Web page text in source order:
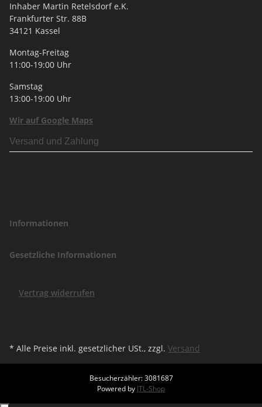
Inhaber Martin Retelsdorf e.K.
Frankfurter Str. 88B
34121 Kassel
Montag-Freitag
11:00-19:00 Uhr
Samstag
13:00-19:00 Uhr
Wir auf Google Maps
Versand und Zahlung
Informationen
Gesetzliche Informationen
Vertrag widerrufen
* Alle Preise inkl. gesetzlicher USt., zzgl. Versand
Besucherzähler: 3081687
Powered by JTL-Shop